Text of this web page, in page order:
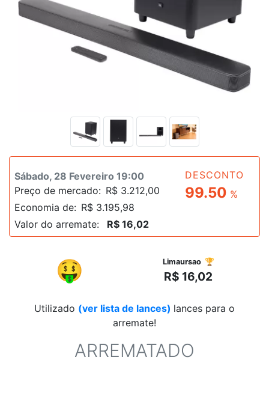
Sábado, 28 Fevereiro 19:00
Preço de mercado: R$ 3.212,00
Economia de: R$ 3.195,98
Valor do arremate:
R$ 16,02
DESCONTO
99.50 %
🤑 Limaursao 🏆
R$ 16,02
Utilizado (ver lista de lances) lances para o
arremate!
ARREMATADO